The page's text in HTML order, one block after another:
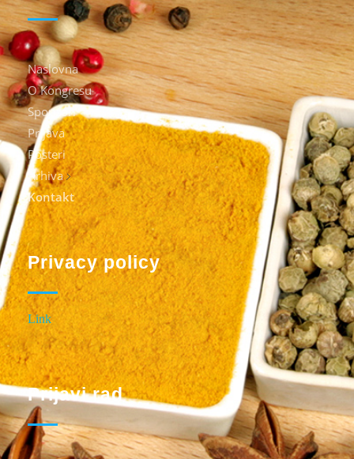
Naslovna
O Kongresu
Sponzori
Prijava
Posteri
Arhiva
Kontakt
Privacy policy
Link
Prijavi rad